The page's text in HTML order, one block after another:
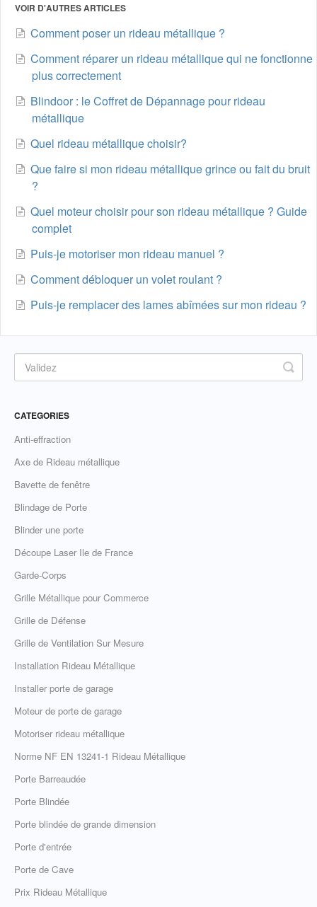
VOIR D'AUTRES ARTICLES
Comment poser un rideau métallique ?
Comment réparer un rideau métallique qui ne fonctionne
plus correctement
Blindoor : le Coffret de Dépannage pour rideau
métallique
Quel rideau métallique choisir?
Que faire si mon rideau métallique grince ou fait du bruit
?
Quel moteur choisir pour son rideau métallique ? Guide
complet
Puis-je motoriser mon rideau manuel ?
Comment débloquer un volet roulant ?
Puis-je remplacer des lames abîmées sur mon rideau ?
CATEGORIES
Anti-effraction
Axe de Rideau métallique
Bavette de fenêtre
Blindage de Porte
Blinder une porte
Découpe Laser Ile de France
Garde-Corps
Grille Métallique pour Commerce
Grille de Défense
Grille de Ventilation Sur Mesure
Installation Rideau Métallique
Installer porte de garage
Moteur de porte de garage
Motoriser rideau métallique
Norme NF EN 13241-1 Rideau Métallique
Porte Barreaudée
Porte Blindée
Porte blindée de grande dimension
Porte d'entrée
Porte de Cave
Prix Rideau Métallique